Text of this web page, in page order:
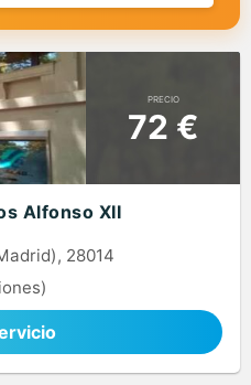
PRECIO
72 €
Alfonso XII
28014